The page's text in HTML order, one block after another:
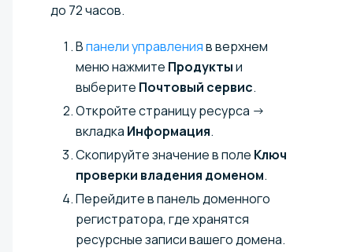
до 72 часов.
Впанели управленияв верхнем
меню нажмите Продуктыи
выберите Почтовый сервис.
Откройте страницу ресурса →
вкладка Информация.
Скопируйте значение в поле Ключ
проверки владения доменом.
Перейдите в панель доменного
регистратора, где хранятся
ресурсные записи вашего домена.